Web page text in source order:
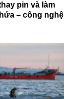
pin và làm
– công nghệ